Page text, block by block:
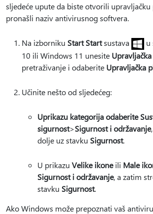
sljedeće upute da biste otvorili
pronašli naziv antivirusnog softvera.
Na izborniku Start Startsustava
u
10 ili Windows 11 unesite
pretraživanje i odaberite Upravljačka
Učinite nešto od sljedećeg:
Uprikazu kategorija odaberite
sigurnost>Sigurnost i održavanje
dolje uz stavku Sigurnost.
U prikazu Velike ikoneili Male
Sigurnost i održavanje, a zatim
stavku Sigurnost.
Ako Windows može prepoznati vaš